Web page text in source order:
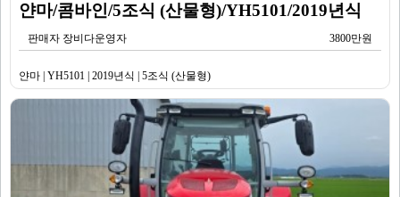
얀마/콤바인/5조식 (산물형)/YH5101/2019년식
판매자 장비다운영자 3800만원
얀마 | YH5101 | 2019년식 | 5조식 (산물형)